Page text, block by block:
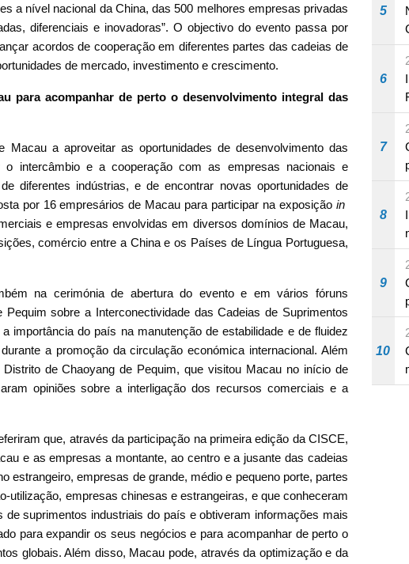
a nível nacional da China, das 500 melhores empresas privadas
diferenciais e inovadoras”. O objectivo do evento passa por
acordos de cooperação em diferentes partes das cadeias de
de mercado, investimento e crescimento.
para acompanhar de perto o desenvolvimento integral das
a aproveitar as oportunidades de desenvolvimento das
intercâmbio e a cooperação com as empresas nacionais e
diferentes indústrias, e de encontrar novas oportunidades de
por 16 empresários de Macau para participar na exposição in
e empresas envolvidas em diversos domínios de Macau,
comércio entre a China e os Países de Língua Portuguesa,
na cerimónia de abertura do evento e em vários fóruns
sobre a Interconectividade das Cadeias de Suprimentos
importância do país na manutenção de estabilidade e de fluidez
a promoção da circulação económica internacional. Além
de Chaoyang de Pequim, que visitou Macau no início de
opiniões sobre a interligação dos recursos comerciais e a
que, através da participação na primeira edição da CISCE,
e as empresas a montante, ao centro e a jusante das cadeias
estrangeiro, empresas de grande, médio e pequeno porte, partes
utilização, empresas chinesas e estrangeiras, e que conheceram
suprimentos industriais do país e obtiveram informações mais
para expandir os seus negócios e para acompanhar de perto o
globais. Além disso, Macau pode, através da optimização e da
5
6
7
8
9
10